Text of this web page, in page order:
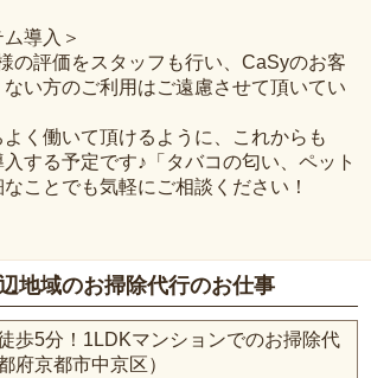
導入＞
の評価をスタッフも行い、CaSyのお客
い方のご利用はご遠慮させて頂いてい
く働いて頂けるように、これからも
する予定です♪「タバコの匂い、ペット
ことでも気軽にご相談ください！
地域のお掃除代行のお仕事
歩5分！1LDKマンションでのお掃除代
府京都市中京区）